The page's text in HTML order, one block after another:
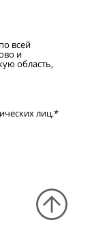
всей
и
область,
лиц.*